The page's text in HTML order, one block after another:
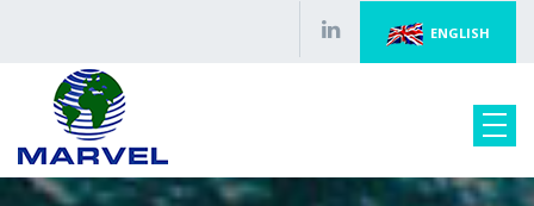
ENGLISH